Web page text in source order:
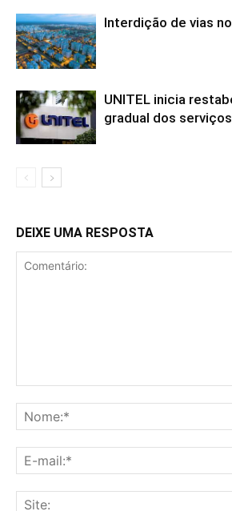
Interdição de vias
UNITEL inicia
gradual dos serviços
DEIXE UMA RESPOSTA